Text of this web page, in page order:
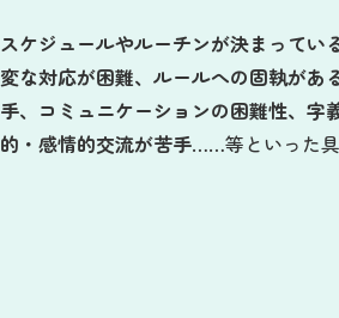
スケジュールやルーチンが決まって
変な対応が困難、ルールへの固執が
手、コミュニケーションの困難性、
的・感情的交流が苦手……等といった具